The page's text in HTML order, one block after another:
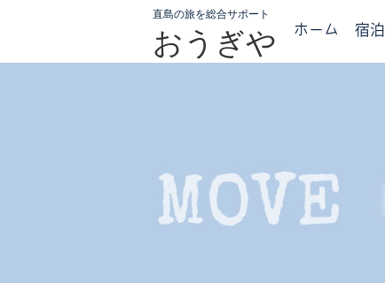
直島の旅を総合サポート
おうぎや ホーム 宿泊